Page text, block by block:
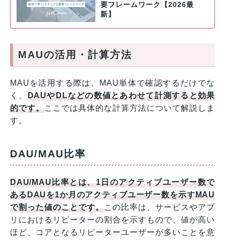
要フレームワーク【2026最
新】
MAUの活用・計算方法
MAUを活用する際は、MAU単体で確認するだけでな
く、 DAUやDLなどの数値とあわせて計測すると効果
的です。ここでは具体的な計算方法について解説しま
す。
DAU/MAU比率
DAU/MAU比率とは、1日のアクティブユーザー数で
あるDAUを1か月のアクティブユーザー数を示すMAU
で割った値のことです。この比率は、サービスやアプ
リにおけるリピーターの割合を示すもので、値が高い
ほど、コアとなるリピーターユーザーが多いことを意